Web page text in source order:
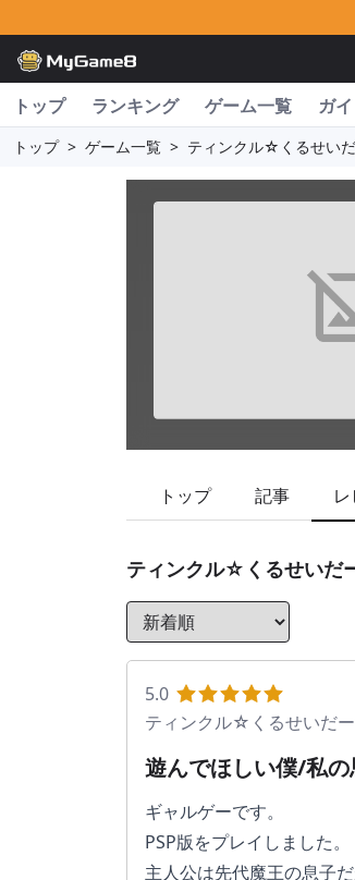
トップ ランキング ゲーム一覧 ガ
トップ > ゲーム一覧 > ティンクル☆くるせい
トップ 記事
ティンクル☆くるせいだ
5.0
ティンクル☆くるせいだ
遊んでほしい僕/私
ギャルゲーです。
PSP版をプレイしました。
主人公は先代魔王の息子